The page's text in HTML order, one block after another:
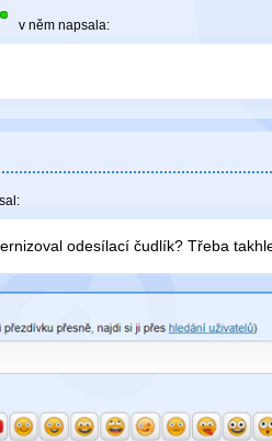
v něm napsala:
odesílací čudlík? Třeba